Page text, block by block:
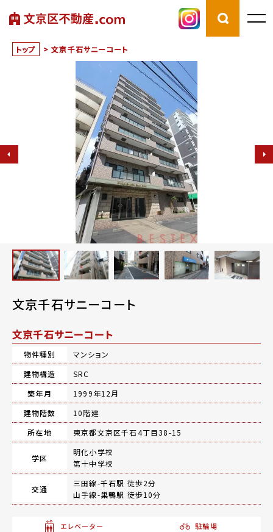
トップ > 文京千石サニーコート
文京千石サニーコート
文京千石サニーコート
物件種別
マンション
建物構造
SRC
築年月
1999年12月
建物階数
10階建
所在地
東京都文京区千石4丁目38-15
学区
明化小学校
第十中学校
交通
三田線-千石駅 徒歩2分
山手線-巣鴨駅 徒歩10分
エレベーター
駐輪場